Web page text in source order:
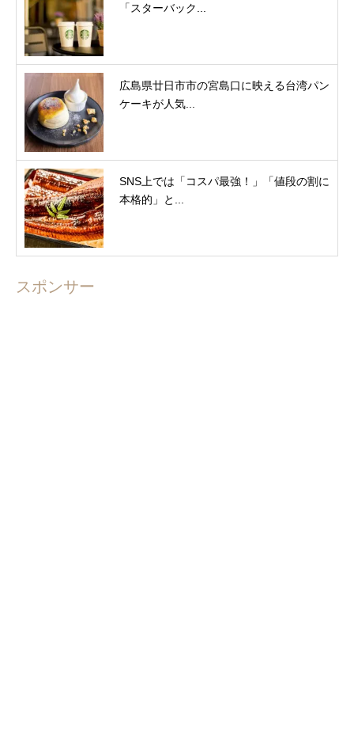
「スターバック...
広島県廿日市市の宮島口に映える台湾パン
ケーキが人気...
SNS上では「コスパ最強！」「値段の割に
本格的」と...
スポンサー